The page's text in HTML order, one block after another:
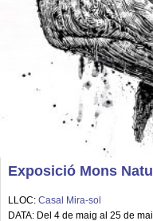
Exposició Mons
LLOC: Casal Mira-sol
DATA: Del 4 de maig al 25 de